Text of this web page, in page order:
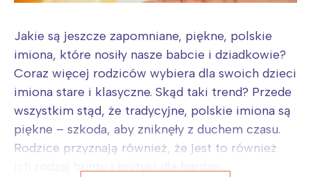
Jakie są jeszcze zapomniane, piękne, polskie
imiona, które nosiły nasze babcie i dziadkowie?
Coraz więcej rodziców wybiera dla swoich dzieci
imiona stare i klasyczne. Skąd taki trend? Przede
wszystkim stąd, że tradycyjne, polskie imiona są
piękne – szkoda, aby zniknęły z duchem czasu.
Rodzice przyznają również, że jest to również